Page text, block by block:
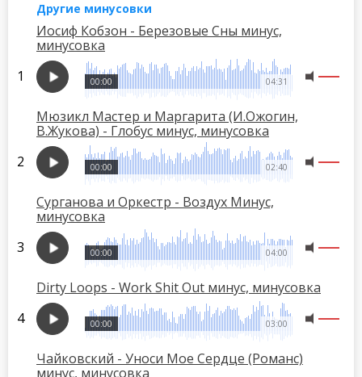
Другие минусовки
Иосиф Кобзон - Березовые Сны минус,
минусовка
04:31
00:00
Мюзикл Мастер и Маргарита (И.Ожогин,
В.Жукова) - Глобус минус, минусовка
02:40
00:00
Сурганова и Оркестр - Воздух Минус,
минусовка
04:00
00:00
Dirty Loops - Work Shit Out минус, минусовка
03:00
00:00
Чайковский - Уноси Мое Сердце (Романс)
минус, минусовка